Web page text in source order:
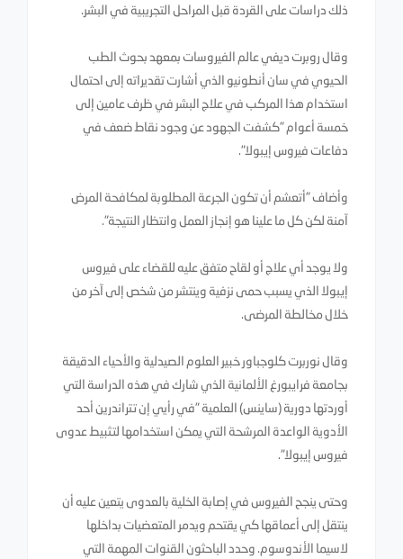
ذلك دراسات على القردة قبل المراحل التجريبية في البشر.
وقال روبرت ديفي عالم الفيروسات بمعهد بحوث الطب
الحيوي في سان أنطونيو الذي أشارت تقديراته إلى احتمال
استخدام هذا المركب في علاج البشر في ظرف عامين إلى
خمسة أعوام "كشفت الجهود عن وجود نقاط ضعف في
دفاعات فيروس إيبولا".
وأضاف "أتعشم أن تكون الجرعة المطلوبة لمكافحة المرض
آمنة لكن كل ما علينا هو إنجاز العمل وانتظار النتيجة".
ولا يوجد أي علاج أو لقاح متفق عليه للقضاء على فيروس
إيبولا الذي يسبب حمى نزفية وينتشر من شخص إلى آخر من
خلال مخالطة المرضى.
وقال نوربرت كلوجباور خبير العلوم الصيدلية والأحياء الدقيقة
بجامعة فرايبورغ الألمانية الذي شارك في هذه الدراسة التي
أوردتها دورية (ساينس) العلمية "في رأيي إن تتراندرين أحد
الأدوية الواعدة المرشحة التي يمكن استخدامها لتثبيط عدوى
فيروس إيبولا".
وحتى ينجح الفيروس في إصابة الخلية بالعدوى يتعين عليه أن
ينتقل إلى أعماقها كي يقتحم ويدمر المتعضيات بداخلها
لاسيما الأندوسوم. وحدد الباحثون القنوات المهمة التي